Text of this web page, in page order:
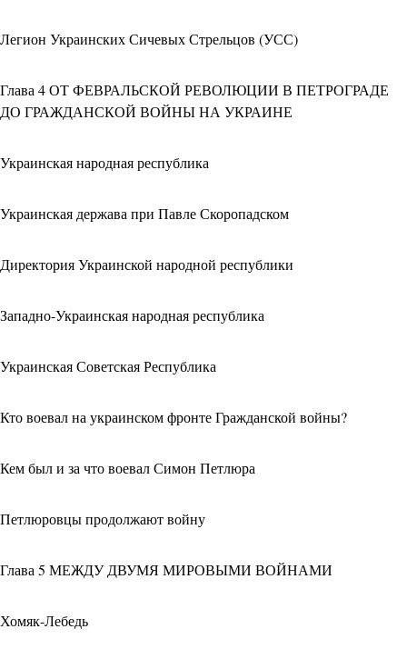
Легион Украинских Сичевых Стрельцов (УСС)
Глава 4 ОТ ФЕВРАЛЬСКОЙ РЕВОЛЮЦИИ В ПЕТРОГРАДЕ
ДО ГРАЖДАНСКОЙ ВОЙНЫ НА УКРАИНЕ
Украинская народная республика
Украинская держава при Павле Скоропадском
Директория Украинской народной республики
Западно-Украинская народная республика
Украинская Советская Республика
Кто воевал на украинском фронте Гражданской войны?
Кем был и за что воевал Симон Петлюра
Петлюровцы продолжают войну
Глава 5 МЕЖДУ ДВУМЯ МИРОВЫМИ ВОЙНАМИ
Хомяк-Лебедь